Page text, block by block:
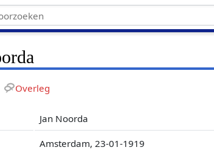
Overleg
Jan Noorda
Amsterdam, 23-01-1919